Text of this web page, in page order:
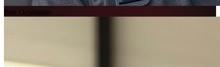
Ben Oehlmann